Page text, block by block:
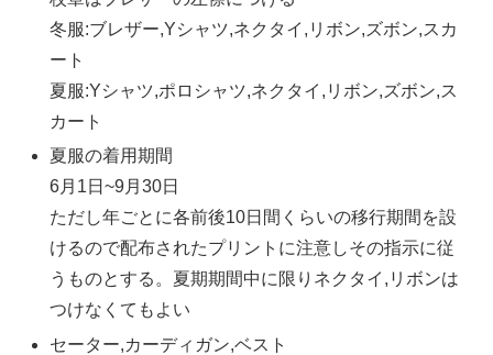
冬服:ブレザー,Yシャツ,ネクタイ,リボン,ズボン,スカ
ート
夏服:Yシャツ,ポロシャツ,ネクタイ,リボン,ズボン,ス
カート
夏服の着用期間
6月1日~9月30日
ただし年ごとに各前後10日間くらいの移行期間を設
けるので配布されたプリントに注意しその指示に従
うものとする。夏期期間中に限りネクタイ,リボンは
つけなくてもよい
セーター,カーディガン,ベスト